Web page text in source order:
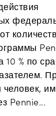
10 % по
человек,
Pennie...